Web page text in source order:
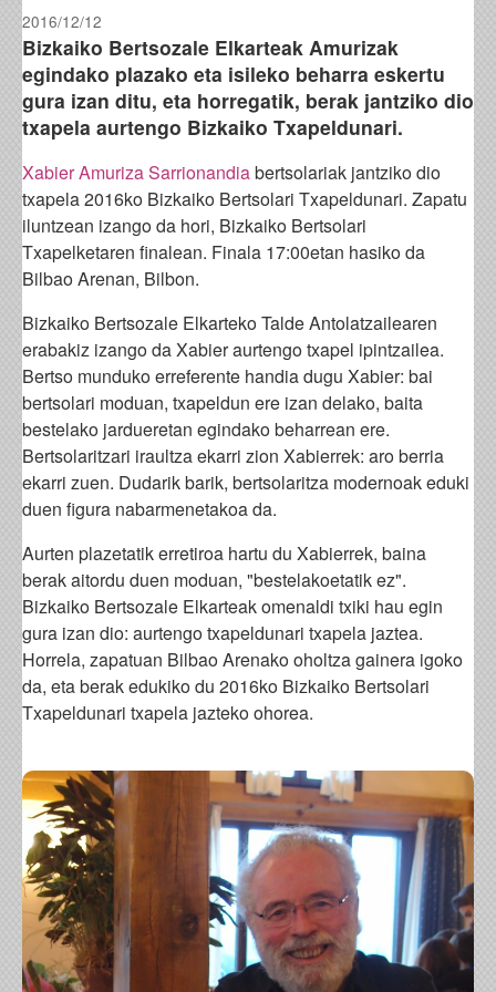
2016/12/12
Bizkaiko Bertsozale Elkarteak Amurizak
egindako plazako eta isileko beharra eskertu
gura izan ditu, eta horregatik, berak jantziko dio
txapela aurtengo Bizkaiko Txapeldunari.
Xabier Amuriza Sarrionandiabertsolariak jantziko dio
txapela 2016ko Bizkaiko Bertsolari Txapeldunari. Zapatu
iluntzean izango da hori, Bizkaiko Bertsolari
Txapelketaren finalean. Finala 17:00etan hasiko da
Bilbao Arenan, Bilbon.
Bizkaiko Bertsozale Elkarteko Talde Antolatzailearen
erabakiz izango da Xabier aurtengo txapel ipintzailea.
Bertso munduko erreferente handia dugu Xabier: bai
bertsolari moduan, txapeldun ere izan delako, baita
bestelako jardueretan egindako beharrean ere.
Bertsolaritzari iraultza ekarri zion Xabierrek: aro berria
ekarri zuen. Dudarik barik, bertsolaritza modernoak eduki
duen figura nabarmenetakoa da.
Aurten plazetatik erretiroa hartu du Xabierrek, baina
berak aitordu duen moduan, "bestelakoetatik ez".
Bizkaiko Bertsozale Elkarteak omenaldi txiki hau egin
gura izan dio: aurtengo txapeldunari txapela jaztea.
Horrela, zapatuan Bilbao Arenako oholtza gainera igoko
da, eta berak edukiko du 2016ko Bizkaiko Bertsolari
Txapeldunari txapela jazteko ohorea.